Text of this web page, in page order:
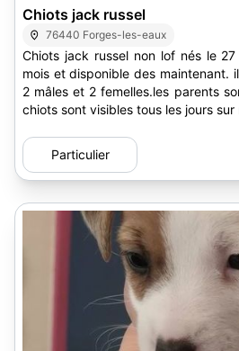
Chiots jack russel
76440 Forges-les-eaux
Chiots jack russel non lof nés le
mois et disponible des maintenant.
2 mâles et 2 femelles.les parents
chiots sont visibles tous les jours
Particulier